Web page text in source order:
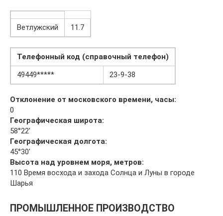
Ветлужский 11.7
Телефонный код (справочный телефон)
49449*****
23-9-38
Отклонение от московского времени, часы:
0
Географическая широта:
58°22′
Географическая долгота:
45°30′
Высота над уровнем моря, метров:
110 Время восхода и захода Солнца и Луны в городе
Шарья
ПРОМЫШЛЕННОЕ ПРОИЗВОДСТВО